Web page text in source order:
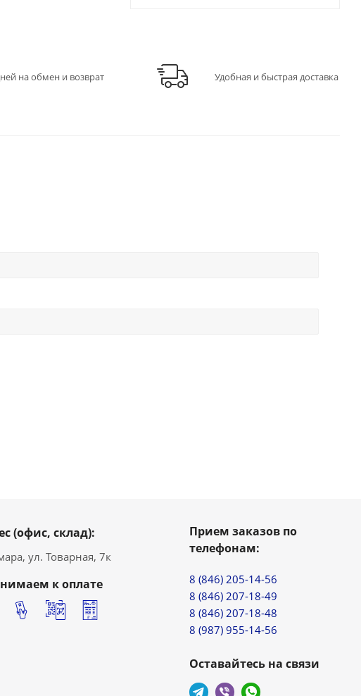
на обмен и возврат Удобная и быстрая доставка
(офис, склад):
ул. Товарная, 7к
к оплате
Прием заказов по
телефонам:
8 (846) 205-14-56
8 (846) 207-18-49
8 (846) 207-18-48
8 (987) 955-14-56
Оставайтесь на связи